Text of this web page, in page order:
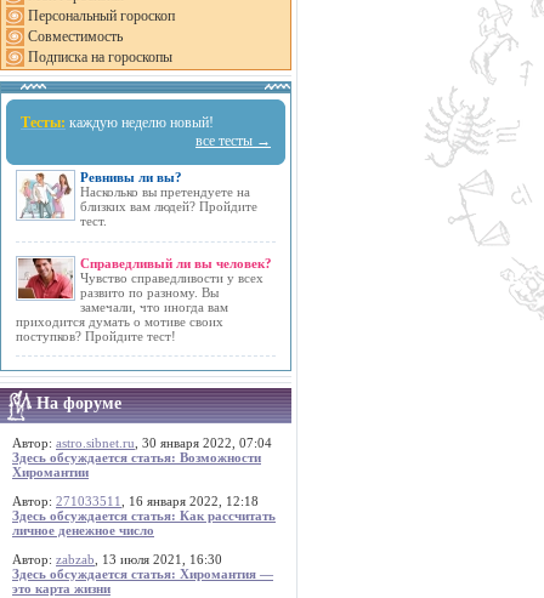
Персональный гороскоп
Совместимость
Подписка на гороскопы
Тесты: каждую неделю новый!
все тесты →
Ревнивы ли вы?
Насколько вы претендуете на
близких вам людей? Пройдите
тест.
Справедливый ли вы человек?
Чувство справедливости у всех
развито по разному. Вы
замечали, что иногда вам
приходится думать о мотиве своих
поступков? Пройдите тест!
На форуме
Автор: astro.sibnet.ru , 30 января 2022, 07:04
Здесь обсуждается статья: Возможности
Хиромантии
Автор: 271033511
, 16 января 2022, 12:18
Здесь обсуждается статья: Как рассчитать
личное денежное число
Автор: zabzab , 13 июля 2021, 16:30
Здесь обсуждается статья: Хиромантия —
это карта жизни